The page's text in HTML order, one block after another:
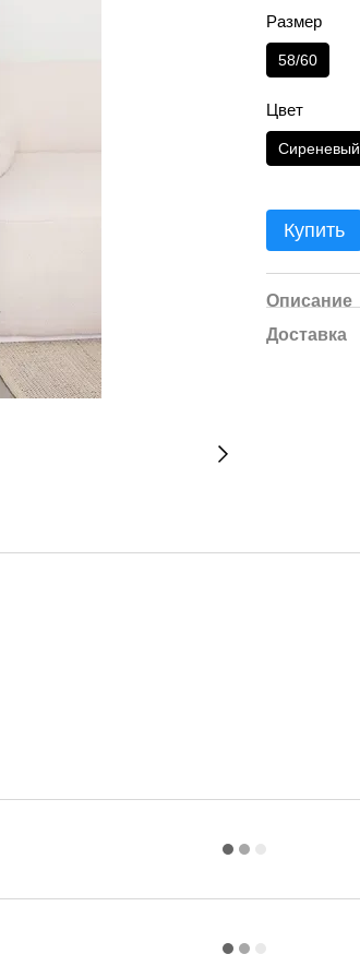
Размер
58/60
Цвет
Сиреневый
Купить
Описание
Доставка